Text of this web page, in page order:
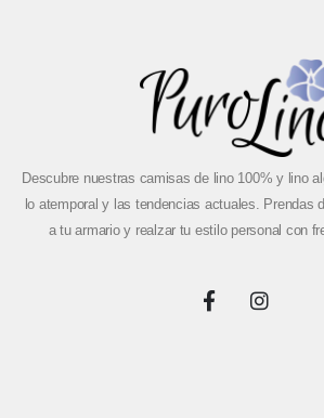
Descubre nuestras camisas de lino 100% y lino
lo atemporal y las tendencias actuales. Prendas
a tu armario y realzar tu estilo personal con